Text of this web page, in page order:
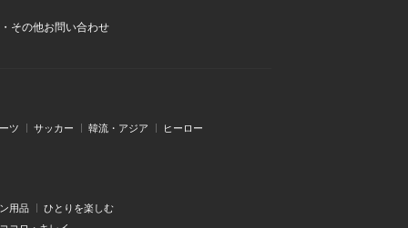
その他お問い合わせ
ツ サッカー 韓流・アジア ヒーロー
用品
ひとりを楽しむ